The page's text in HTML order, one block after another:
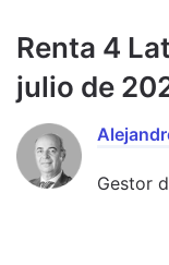
Renta 4
julio de
Gestor